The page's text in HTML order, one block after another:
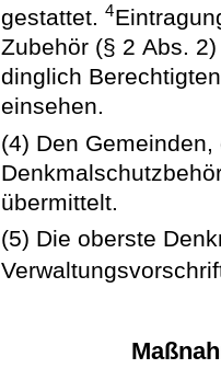
gestattet.4
Zubehör (§ 2 Abs.
dinglich
einsehen.
(4) Den
übermittelt.
(5) Die oberste